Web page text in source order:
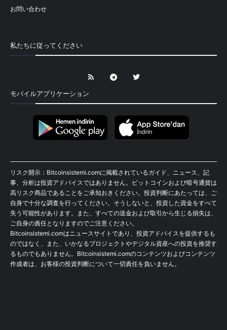
お問い合わせ
私たちに従ってください
モバイルアプリケーション
リスク開示：Bitcoinsistemi.comに掲載されているガイド、ニュース、記
事、分析は投資アドバイスではありません。ビットコインおよび暗号通貨は
高リスク商品であることをご承知おきください。投資判断にあたっては、ご
自身で十分な調査を行ってください。そうしないと、投資した資金をすべて
失う可能性があります。また、すべての送金および取引から生じる損失は、
ご自身の責任となりますのでご注意ください。
Bitcoinsistemi.comはニュースサイトであり、投資アドバイスを提供するも
のではなく、また、いかなるプロジェクトやデジタル資産への投資を推奨す
るものでもありません。Bitcoinsistemi.comのコンテンツおよびコンテンツ
作成者は、お客様の投資判断について一切責任を負いません。